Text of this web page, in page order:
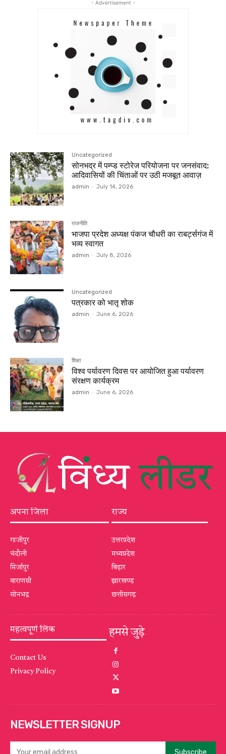
- Advertisement -
Uncategorized
सोनभद्र में पम्प्ड स्टोरेज परियोजना पर जनसंवाद:
आदिवासियों की चिंताओं पर उठी मजबूत आवाज़
admin - July 14, 2026
राजनीति
भाजपा प्रदेश अध्यक्ष पंकज चौधरी का राबर्ट्सगंज में
भव्य स्वागत
admin - July 8, 2026
Uncategorized
पत्रकार को भातृ शोक
admin - June 6, 2026
शिक्षा
विश्व पर्यावरण दिवस पर आयोजित हुआ पर्यावरण
संरक्षण कार्यक्रम
admin - June 6, 2026
अपना जिला
गाजीपुर
चंदौली
मिर्जापुर
वाराणसी
सोनभद्र
राज्य
उत्तरप्रदेश
मध्यप्रदेश
बिहार
झारखण्ड
छत्तीसगढ़
महत्वपूर्ण लिंक
Contact Us
Privacy Policy
हमसे जुड़े
NEWSLETTER SIGNUP
Subscribe